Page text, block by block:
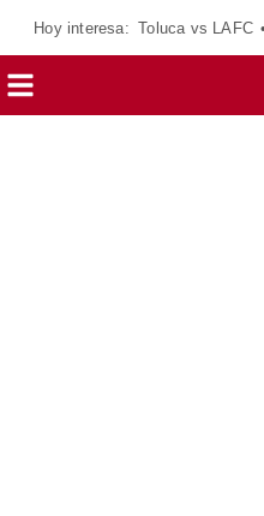
Hoy interesa: Toluca vs LAFC